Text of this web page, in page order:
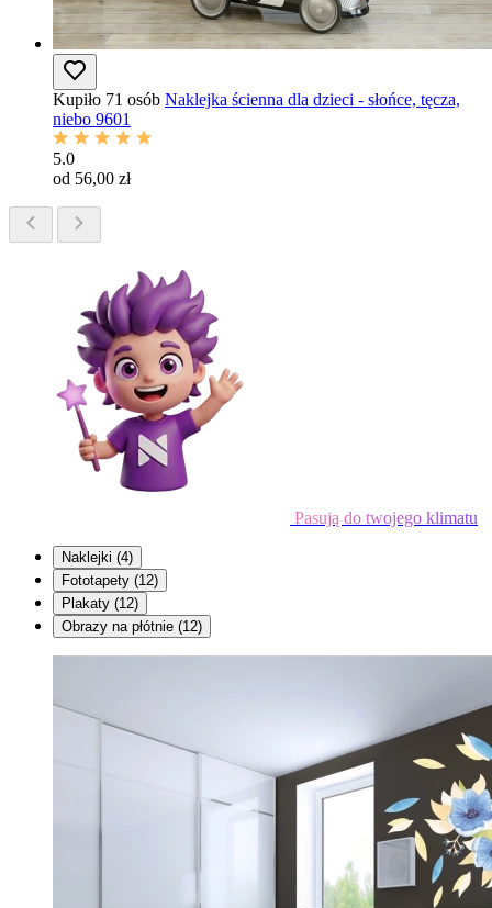
Kupiło 71 osób Naklejka ścienna dla dzieci - słońce, tęcza,
niebo 9601
5.0
od 56,00 zł
Pasują do twojego klimatu
Naklejki (4)
Fototapety (12)
Plakaty (12)
Obrazy na płótnie (12)